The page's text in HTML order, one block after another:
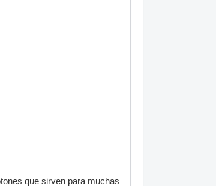
que sirven para muchas